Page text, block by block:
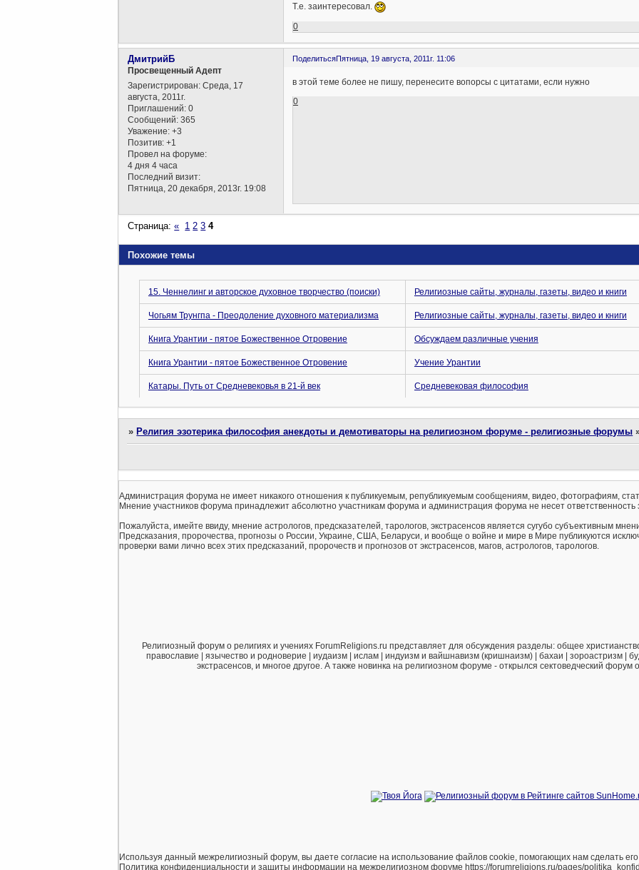
Т.е. заинтересовал.
0
ПоделитьсяПятница, 19 августа, 2011г. 11:06
ДмитрийБ
Просвещенный Адепт
Зарегистрирован: Среда, 17
августа, 2011г.
Приглашений: 0
Сообщений: 365
Уважение: +3
Позитив: +1
Провел на форуме:
4 дня 4 часа
Последний визит:
Пятница, 20 декабря, 2013г. 19:08
в этой теме более не пишу, перенесите вопорсы с цитатами, если нужно
0
Страница:« 1 2 3 4
Похожие темы
15. Ченнелинг и авторское духовное творчество (поиски) Религиозные сайты, журналы, газеты, видео и книги
Чогьям Трунгпа - Преодоление духовного материализма Религиозные сайты, журналы, газеты, видео и книги
Книга Урантии - пятое Божественное Отровение Обсуждаем различные учения
Книга Урантии - пятое Божественное Отровение Учение Урантии
Катары. Путь от Средневековья в 21-й век Средневековая философия
» Религия эзотерика философия анекдоты и демотиваторы на религиозном форуме - религиозные форумы
Администрация форума не имеет никакого отношения к публикуемым, републикуемым сообщениям, видео, фотографиям,
Мнение участников форума принадлежит абсолютно участникам форума и администрация форума не несет
Пожалуйста, имейте ввиду, мнение астрологов, предсказателей, тарологов, экстрасенсов является сугубо субъективным
Предсказания, пророчества, прогнозы о России, Украине, США, Беларуси, и вообще о войне и мире в Мире публикуются
проверки вами лично всех этих предсказаний, пророчеств и прогнозов от экстрасенсов, магов, астрологов, тарологов.
Религиозный форум о религиях и учениях ForumReligions.ru представляет для обсуждения разделы: общее
православие | язычество и родноверие | иудаизм | ислам | индуизм и вайшнавизм (кришнаизм) | бахаи | зороастризм |
экстрасенсов, и многое другое. А также новинка на религиозном форуме - открылся сектоведческий
Используя данный межрелигиозный форум, вы даете согласие на использование файлов cookie, помогающих нам сделать
Политика конфиденциальности и защиты информации на межрелигиозном форуме https://forumreligions.ru/pages/